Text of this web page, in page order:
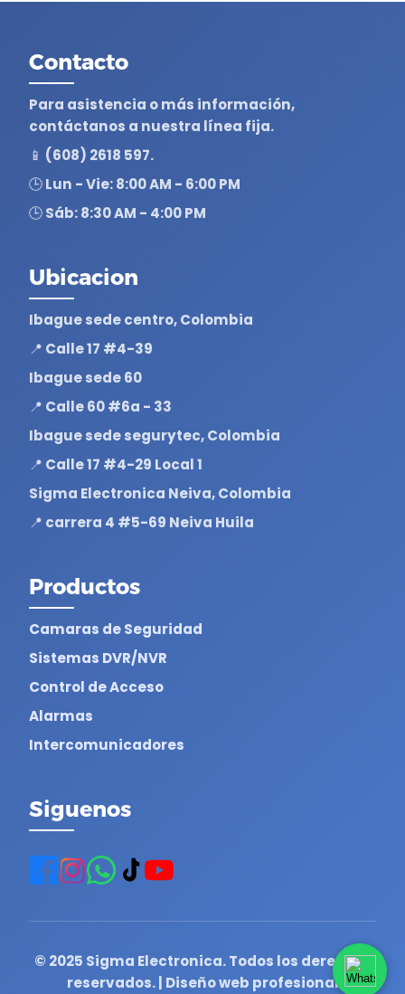
Contacto
Para asistencia o más información,
contáctanos a nuestra línea fija.
📱 (608) 2618 597.
🕒 Lun - Vie: 8:00 AM - 6:00 PM
🕒 Sáb: 8:30 AM - 4:00 PM
Ubicacion
Ibague sede centro, Colombia
📍 Calle 17 #4-39
Ibague sede 60
📍 Calle 60 #6a - 33
Ibague sede segurytec, Colombia
📍 Calle 17 #4-29 Local 1
Sigma Electronica Neiva, Colombia
📍 carrera 4 #5-69 Neiva Huila
Productos
Camaras de Seguridad
Sistemas DVR/NVR
Control de Acceso
Alarmas
Intercomunicadores
Siguenos
© 2025 Sigma Electronica. Todos los derechos
reservados. | Diseño web profesional